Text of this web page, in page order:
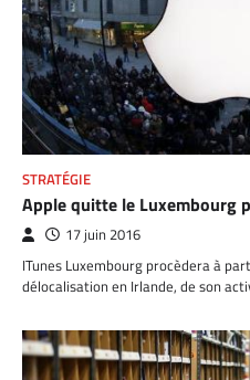
STRATÉGIE
Apple quitte le Luxembourg
17 juin 2016
ITunes Luxembourg procèdera à
délocalisation en Irlande, de son